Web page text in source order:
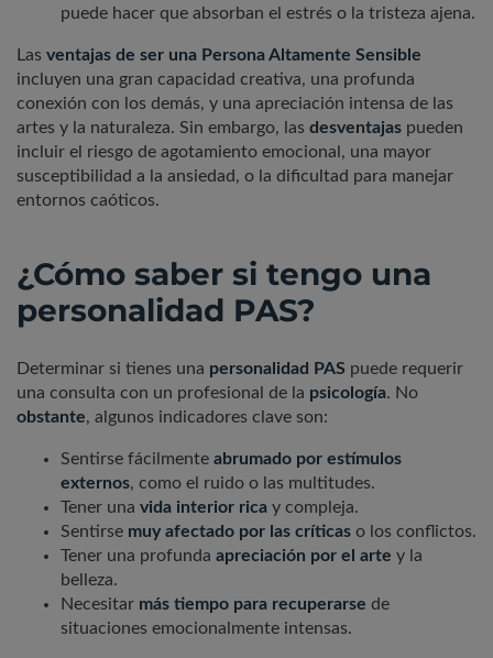
puede hacer que absorban el estrés o la tristeza ajena.
Las ventajas de ser una Persona Altamente Sensible
incluyen una gran capacidad creativa, una profunda
conexión con los demás, y una apreciación intensa de las
artes y la naturaleza. Sin embargo, las desventajas pueden
incluir el riesgo de agotamiento emocional, una mayor
susceptibilidad a la ansiedad, o la dificultad para manejar
entornos caóticos.
¿Cómo saber si tengo una
personalidad PAS?
Determinar si tienes una personalidad PAS puede requerir
una consulta con un profesional de la psicología. No
obstante, algunos indicadores clave son:
Sentirse fácilmente abrumado por estímulos
externos, como el ruido o las multitudes.
Tener una vida interior rica y compleja.
Sentirse muy afectado por las críticas o los conflictos.
Tener una profunda apreciación por el arte y la
belleza.
Necesitar más tiempo para recuperarse de
situaciones emocionalmente intensas.